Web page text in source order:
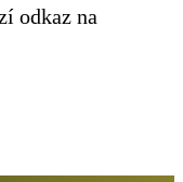
odkaz na